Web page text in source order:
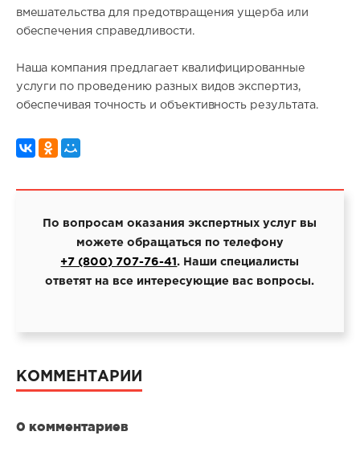
вмешательства для предотвращения ущерба или
обеспечения справедливости.
Наша компания предлагает квалифицированные
услуги по проведению разных видов экспертиз,
обеспечивая точность и объективность результата.
По вопросам оказания экспертных услуг вы
можете обращаться по телефону
+7 (800) 707-76-41. Наши специалисты
ответят на все интересующие вас вопросы.
КОММЕНТАРИИ
0 комментариев